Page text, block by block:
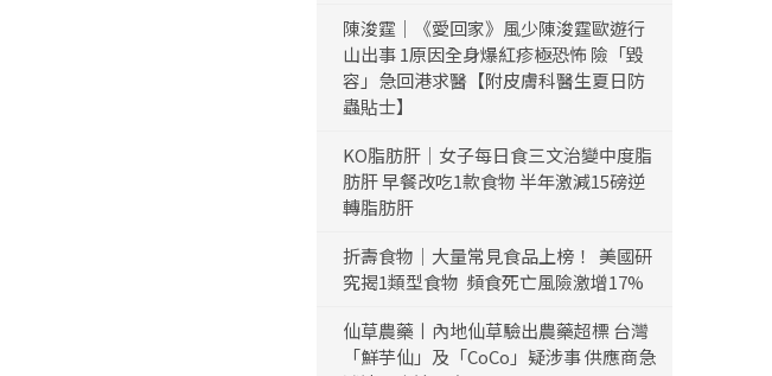
陳浚霆｜《愛回家》風少陳浚霆歐遊行
山出事 1原因全身爆紅疹極恐怖 險「毀
容」急回港求醫【附皮膚科醫生夏日防
蟲貼士】
KO脂肪肝｜女子每日食三文治變中度脂
肪肝 早餐改吃1款食物 半年激減15磅逆
轉脂肪肝
折壽食物｜大量常見食品上榜！ 美國研
究揭1類型食物 頻食死亡風險激增17%
仙草農藥丨內地仙草驗出農藥超標 台灣
「鮮芋仙」及「CoCo」疑涉事 供應商急